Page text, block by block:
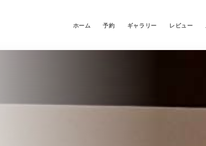
ホーム 予約 ギャラリー レビュー